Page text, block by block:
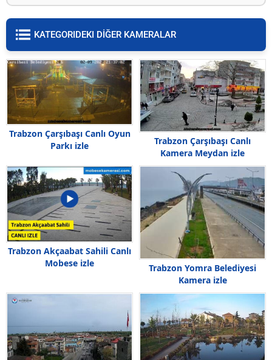
KATEGORIDEKI DİĞER KAMERALAR
Trabzon Çarşıbaşı Canlı Oyun
Parkı izle
Trabzon Çarşıbaşı Canlı
Kamera Meydan izle
Trabzon Akçaabat Sahili Canlı
Mobese izle
Trabzon Yomra Belediyesi
Kamera izle